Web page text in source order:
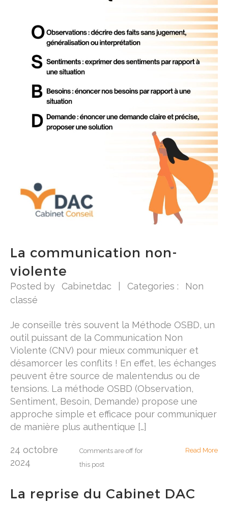
La communication non-
violente
Posted by Cabinetdac Categories :
Non
classé
Je conseille très souvent la Méthode OSBD, un
outil puissant de la Communication Non
Violente (CNV) pour mieux communiquer et
désamorcer les conflits ! En effet, les échanges
peuvent être source de malentendus ou de
tensions. La méthode OSBD (Observation,
Sentiment, Besoin, Demande) propose une
approche simple et efficace pour communiquer
de manière plus authentique […]
24 octobre
2024
Comments are off for
this post
Read More
La reprise du Cabinet DAC